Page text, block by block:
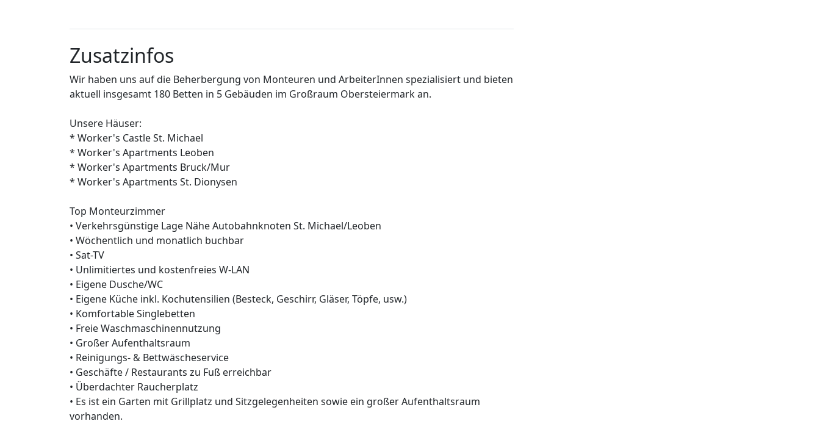
Zusatzinfos
Wir haben uns auf die Beherbergung von Monteuren und ArbeiterInnen spezialisiert und bieten
aktuell insgesamt 180 Betten in 5 Gebäuden im Großraum Obersteiermark an.
Unsere Häuser:
* Worker's Castle St. Michael
* Worker's Apartments Leoben
* Worker's Apartments Bruck/Mur
* Worker's Apartments St. Dionysen
Top Monteurzimmer
• Verkehrsgünstige Lage Nähe Autobahnknoten St. Michael/Leoben
• Wöchentlich und monatlich buchbar
• Sat-TV
• Unlimitiertes und kostenfreies W-LAN
• Eigene Dusche/WC
• Eigene Küche inkl. Kochutensilien (Besteck, Geschirr, Gläser, Töpfe, usw.)
• Komfortable Singlebetten
• Freie Waschmaschinennutzung
• Großer Aufenthaltsraum
• Reinigungs- & Bettwäscheservice
• Geschäfte / Restaurants zu Fuß erreichbar
• Überdachter Raucherplatz
• Es ist ein Garten mit Grillplatz und Sitzgelegenheiten sowie ein großer Aufenthaltsraum
vorhanden.